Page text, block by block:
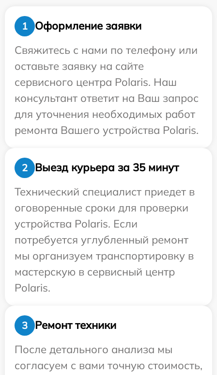
1
Оформление заявки
Свяжитесь с нами по телефону или
оставьте заявку на сайте
сервисного центра Polaris. Наш
консультант ответит на Ваш запрос
для уточнения необходимых работ
ремонта Вашего устройства Polaris.
2
Выезд курьера за 35 минут
Технический специалист приедет в
оговоренные сроки для проверки
устройства Polaris. Если
потребуется углубленный ремонт
мы организуем транспортировку в
мастерскую в сервисный центр
Polaris.
3
Ремонт техники
После детального анализа мы
согласуем с вами точную стоимость,